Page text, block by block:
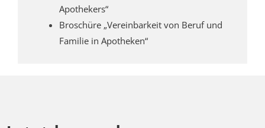
Apothekers“
Broschüre „Vereinbarkeit von Beruf und
Familie in Apotheken“